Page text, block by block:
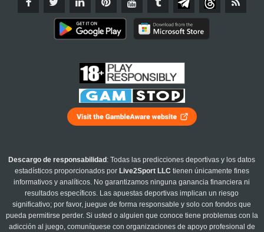
Descargo de responsabilidad : Todas las predicciones deportivas y los datos
estadísticos proporcionados por Live2Sport LLC tienen únicamente fines
informativos y analíticos. No garantizamos ninguna ganancia financiera ni
resultados específicos. Las apuestas deportivas implican un riesgo
significativo; por favor, juegue de forma responsable y solo con fondos que
pueda permitirse perder. Si usted o alguien que conoce tiene problemas con la
adicción al juego, comuníquese con organizaciones de apoyo profesional de